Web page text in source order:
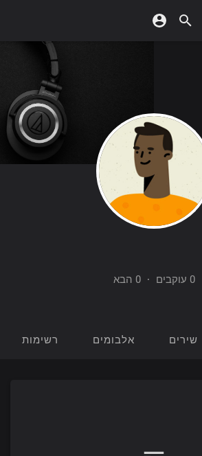
0 עוקבים · 0 הבא
שירים אלבומים רשימות